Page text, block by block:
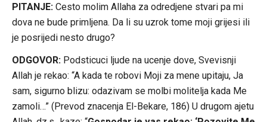
PITANJE:Cesto molim Allaha za odredjene stvari pa mi
dova ne bude primljena. Da li su uzrok tome moji grijesi ili
je posrijedi nesto drugo?
ODGOVOR: Podsticuci ljude na ucenje dove, Svevisnji
Allah je rekao: “A kada te robovi Moji za mene upitaju, Ja
sam, sigurno blizu: odazivam se molbi molitelja kada Me
zamoli…” (Prevod znacenja El-Bekare, 186) U drugom ajetu